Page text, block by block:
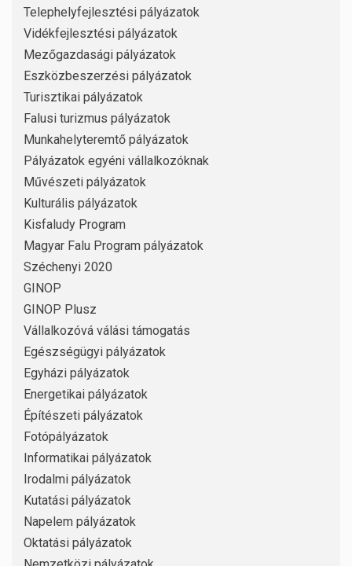
Telephelyfejlesztési pályázatok
Vidékfejlesztési pályázatok
Mezőgazdasági pályázatok
Eszközbeszerzési pályázatok
Turisztikai pályázatok
Falusi turizmus pályázatok
Munkahelyteremtő pályázatok
Pályázatok egyéni vállalkozóknak
Művészeti pályázatok
Kulturális pályázatok
Kisfaludy Program
Magyar Falu Program pályázatok
Széchenyi 2020
GINOP
GINOP Plusz
Vállalkozóvá válási támogatás
Egészségügyi pályázatok
Egyházi pályázatok
Energetikai pályázatok
Építészeti pályázatok
Fotópályázatok
Informatikai pályázatok
Irodalmi pályázatok
Kutatási pályázatok
Napelem pályázatok
Oktatási pályázatok